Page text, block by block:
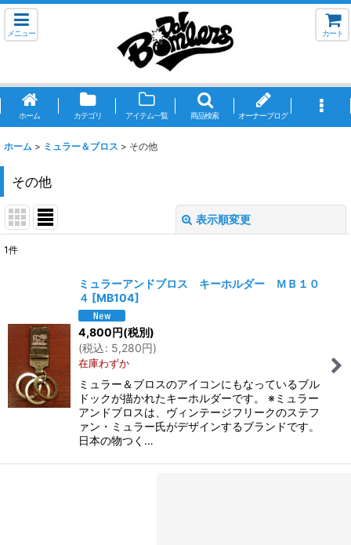
メニュー カート
ホーム カテゴリ アイテム一覧 商品検索 オーナーブログ
ホーム > ミュラー＆ブロス > その他
その他
表示順変更
絞り込む
1件
ミュラーアンドブロス キーホルダー ＭＢ１０
４ [MB104]
4,800円(税別)
(税込: 5,280円)
在庫わずか
ミュラー＆ブロスのアイコンにもなっているブル
ドックが描かれたキーホルダーです。 ※ミュラー
アンドブロスは、ヴィンテージフリークのステフ
ァン・ミュラー氏がデザインするブランドです。
日本の物つく…